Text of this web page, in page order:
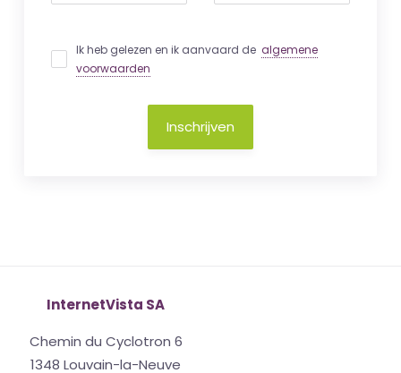
Ik heb gelezen en ik aanvaard de algemene
voorwaarden
Inschrijven
InternetVista SA
Chemin du Cyclotron 6
1348 Louvain-la-Neuve